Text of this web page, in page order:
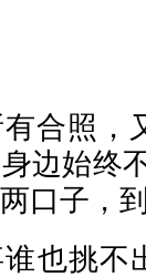
合照，
边始终
口子，
谁也挑